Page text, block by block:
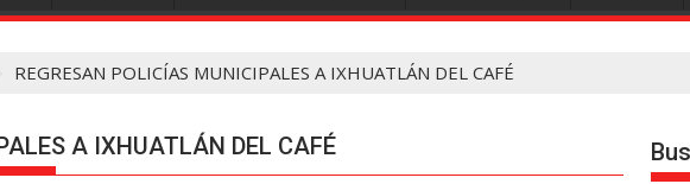
REGRESAN POLICÍAS MUNICIPALES A IXHUATLÁN DEL CAFÉ
A IXHUATLÁN DEL CAFÉ